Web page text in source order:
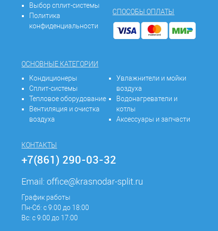
Выбор сплит-системы
Политика
конфиденциальности
СПОСОБЫ ОПЛАТЫ
ОСНОВНЫЕ КАТЕГОРИИ
Кондиционеры
Сплит-системы
Тепловое оборудование
Вентиляция и очистка
воздуха
Увлажнители и мойки
воздуха
Водонагреватели и
котлы
Аксессуары и запчасти
КОНТАКТЫ
+7(861) 290-03-32
Email:office@krasnodar-split.ru
График работы
Пн-Сб: с 9:00 до 18:00
Вс: с 9:00 до 17:00